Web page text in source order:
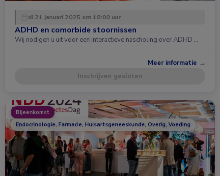
di 21 januari 2025 om 18:00 uur
ADHD en comorbide stoornissen
Wij nodigen u uit voor een interactieve nascholing over ADHD …
Meer informatie →
Inschrijven gesloten
Bijeenkomst
Endocrinologie, Farmacie, Huisartsgeneeskunde, Overig, Voeding